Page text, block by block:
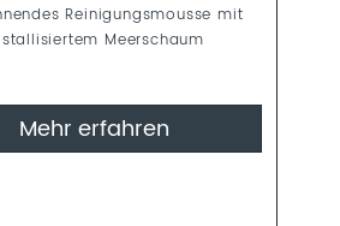
Reinigungsmousse mit
Meerschaum
Mehr erfahren